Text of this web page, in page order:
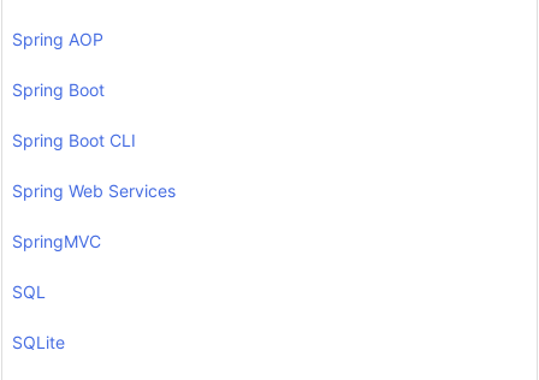
Spring AOP
Spring Boot
Spring Boot CLI
Spring Web Services
SpringMVC
SQL
SQLite